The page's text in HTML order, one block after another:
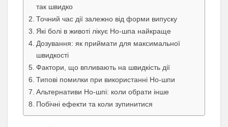
так швидко
Точний час дії залежно від форми випуску
Які болі в животі лікує Но-шпа найкраще
Дозування: як приймати для максимальної
швидкості
Фактори, що впливають на швидкість дії
Типові помилки при використанні Но-шпи
Альтернативи Но-шпі: коли обрати інше
Побічні ефекти та коли зупинитися